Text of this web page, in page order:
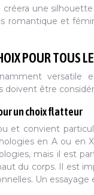
une
romantique et
POUR TOUS
versatile
doivent être
un choix flatteur
et convient
en A ou en
mais il est
du corps. Il est
Un